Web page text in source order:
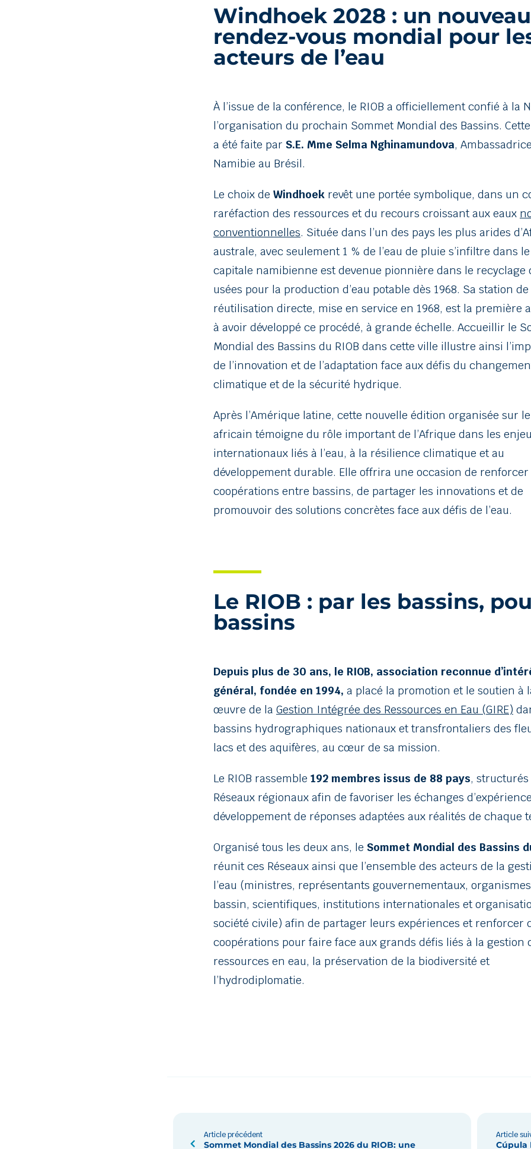
Windhoek 2028 : un nouveau
rendez-vous mondial pour
acteurs de l’eau
À l’issue de la conférence, le RIOB a officiellement confié à la
l’organisation du prochain Sommet Mondial des Bassins.
a été faite par S.E. Mme Selma Nghinamundova,
Namibie au Brésil.
Le choix de Windhoek revêt une portée symbolique, dans un
raréfaction des ressources et du recours croissant aux eaux
conventionnelles. Située dans l’un des pays les plus arides
australe, avec seulement 1 % de l’eau de pluie s’infiltre dans
capitale namibienne est devenue pionnière dans le recyclage
usées pour la production d’eau potable dès 1968. Sa station de
réutilisation directe, mise en service en 1968, est la première
à avoir développé ce procédé, à grande échelle. Accueillir le
Mondial des Bassins du RIOB dans cette ville illustre ainsi
de l’innovation et de l’adaptation face aux défis du
climatique et de la sécurité hydrique.
Après l’Amérique latine, cette nouvelle édition organisée sur
africain témoigne du rôle important de l’Afrique dans les
internationaux liés à l’eau, à la résilience climatique et au
développement durable. Elle offrira une occasion de renforcer
coopérations entre bassins, de partager les innovations et de
promouvoir des solutions concrètes face aux défis de l’eau.
Le RIOB : par les bassins,
bassins
Depuis plus de 30 ans, le RIOB, association reconnue
général, fondée en 1994, a placé la promotion et le soutien à
œuvre de la Gestion Intégrée des Ressources en Eau (GIRE)
bassins hydrographiques nationaux et transfrontaliers des
lacs et des aquifères, au cœur de sa mission.
Le RIOB rassemble 192 membres issus de 88 pays,
Réseaux régionaux afin de favoriser les échanges
développement de réponses adaptées aux réalités de chaque
Organisé tous les deux ans, le Sommet Mondial des Bassins
réunit ces Réseaux ainsi que l’ensemble des acteurs de la
l’eau (ministres, représentants gouvernementaux,
bassin, scientifiques, institutions internationales et
société civile) afin de partager leurs expériences et renforcer
coopérations pour faire face aux grands défis liés à la gestion
ressources en eau, la préservation de la biodiversité et
l’hydrodiplomatie.
Article précédent
Sommet Mondial des Bassins 2026 du RIOB: une
Article
Cúpula